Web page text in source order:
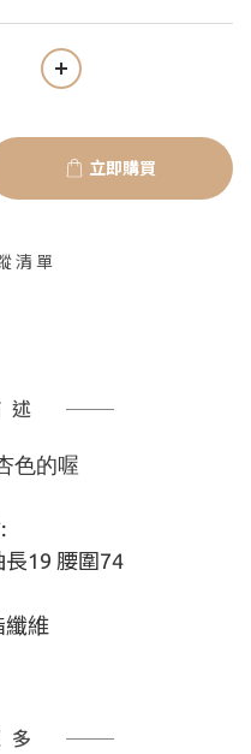
立即購買
清單
述
色的喔
長19 腰圍74
纖維
多